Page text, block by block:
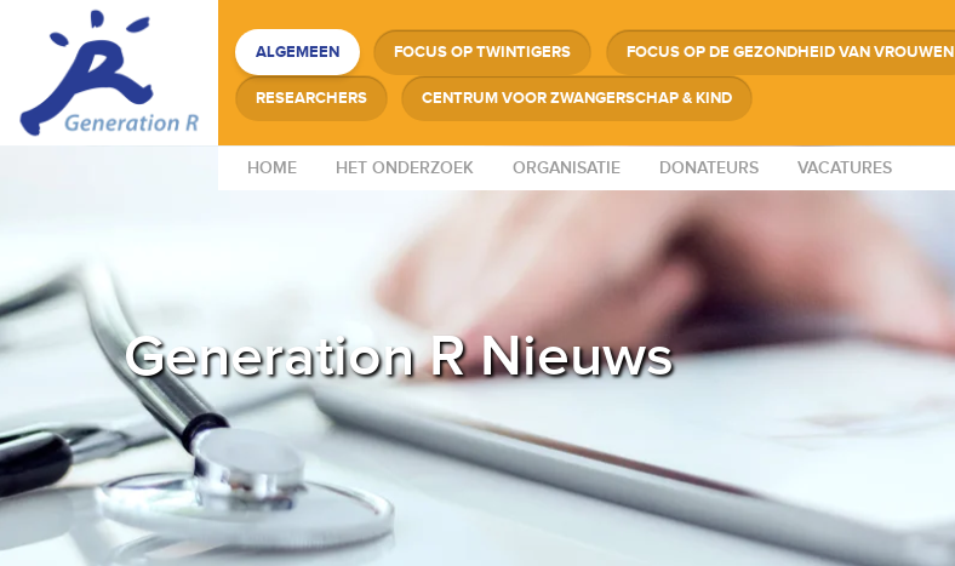
ALGEMEEN FOCUS OP TWINTIGERS FOCUS OP DE GEZONDHEID VAN VROUWEN
RESEARCHERS CENTRUM VOOR ZWANGERSCHAP & KIND
HOME HET ONDERZOEK ORGANISATIE DONATEURS VACATURES
Generation R Nieuws